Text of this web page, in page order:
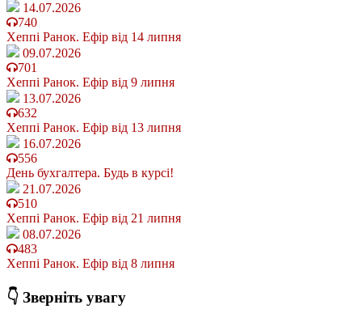
14.07.2026
740
Хеппі Ранок. Ефір від 14 липня
09.07.2026
701
Хеппі Ранок. Ефір від 9 липня
13.07.2026
632
Хеппі Ранок. Ефір від 13 липня
16.07.2026
556
День бухгалтера. Будь в курсі!
21.07.2026
510
Хеппі Ранок. Ефір від 21 липня
08.07.2026
483
Хеппі Ранок. Ефір від 8 липня
👇 Зверніть увагу